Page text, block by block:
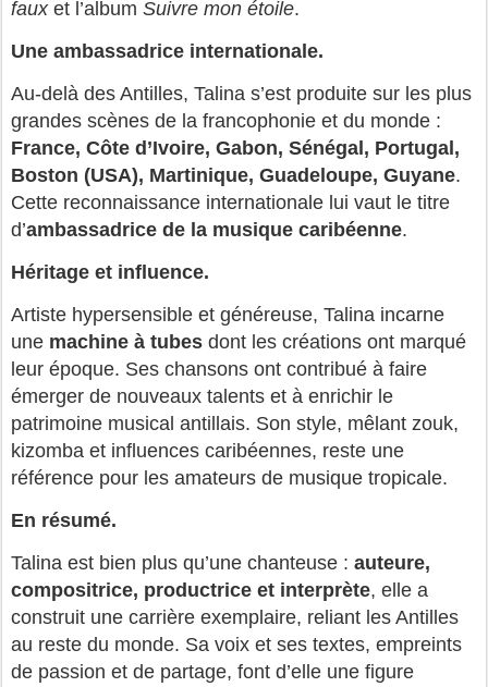
fauxet l’album Suivre mon étoile.
Une ambassadrice internationale.
Au-delà des Antilles, Talina s’est produite sur les plus
grandes scènes de la francophonie et du monde :
France, Côte d’Ivoire, Gabon, Sénégal, Portugal,
Boston (USA), Martinique, Guadeloupe, Guyane.
Cette reconnaissance internationale lui vaut le titre
d’ambassadrice de la musique caribéenne.
Héritage et influence.
Artiste hypersensible et généreuse, Talina incarne
une machine à tubes dont les créations ont marqué
leur époque. Ses chansons ont contribué à faire
émerger de nouveaux talents et à enrichir le
patrimoine musical antillais. Son style, mêlant zouk,
kizomba et influences caribéennes, reste une
référence pour les amateurs de musique tropicale.
En résumé.
Talina est bien plus qu’une chanteuse : auteure,
compositrice, productrice et interprète, elle a
construit une carrière exemplaire, reliant les Antilles
au reste du monde. Sa voix et ses textes, empreints
de passion et de partage, font d’elle une figure